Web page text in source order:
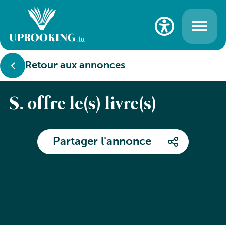
Retour aux annonces
S. offre le(s) livre(s)
Partager l'annonce